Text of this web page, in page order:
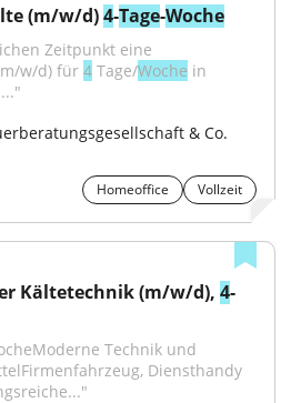
(m/w/d) 4-Tage-Woche
Zeitpunkt eine
w/d) für 4 Tage/Woche in
& Co.
Homeoffice Vollzeit
Kältetechnik (m/w/d), 4-
Technik und
Diensthandy